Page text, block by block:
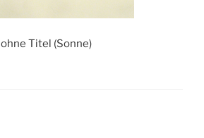
ohne Titel (Sonne)